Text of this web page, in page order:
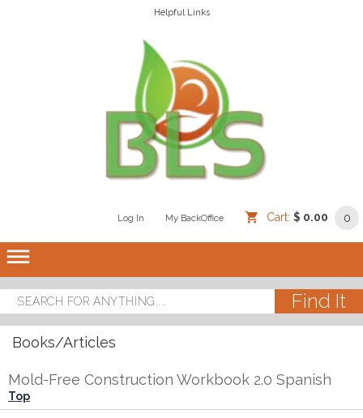
Helpful Links
Log In My BackOffice Cart: $ 0.00 0
dehaze
Books/Articles
Mold-Free Construction Workbook 2.0 Spanish
Top